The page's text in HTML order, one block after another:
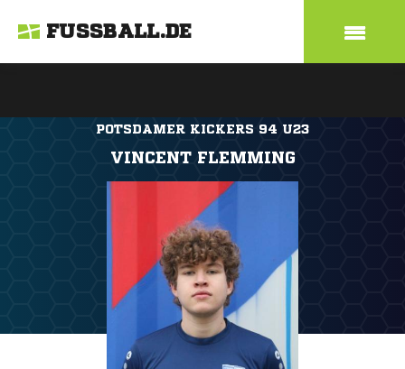
FUSSBALL.DE
POTSDAMER KICKERS 94 U23
VINCENT FLEMMING